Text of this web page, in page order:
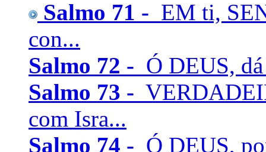
Salmo 71 - EM ti,
con...
Salmo 72 - Ó DEUS,
Salmo 73 -
com Isra...
Salmo 74 - Ó DEUS,